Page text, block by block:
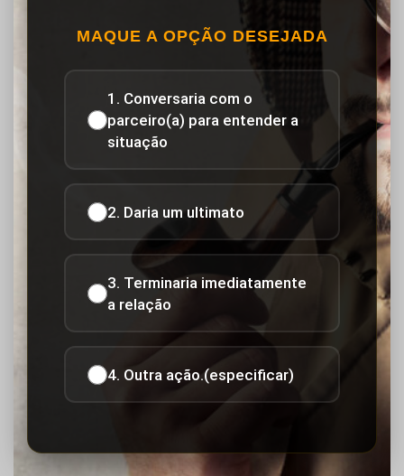
MAQUE A OPÇÃO DESEJADA
1. Conversaria com o
parceiro(a) para entender a
situação
2. Daria um ultimato
3. Terminaria imediatamente
a relação
4. Outra ação.(especificar)